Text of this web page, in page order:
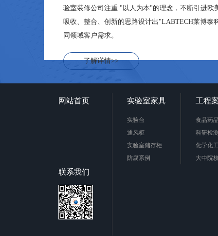
验室装修公司注重 "以人为本"的理念，不断引进欧
吸收、整合、创新的思路设计出"LABTECH莱博泰
同领域客户需求。
了解详情>>
网站首页 实验室家具
实验台
通风柜
实验室储存柜
防腐系例
工程
食品药
科研检
化学化
大中院
联系我们